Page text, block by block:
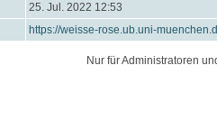
25. Jul. 2022 12:53
https://weisse-rose.ub.uni-
Nur für Administratoren